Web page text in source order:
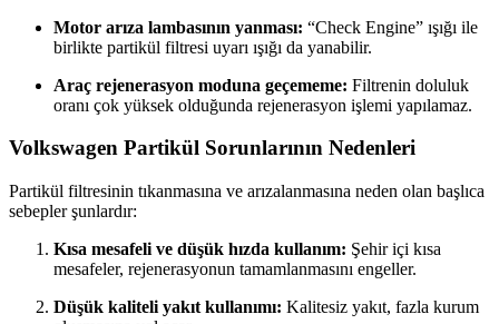
Motor arıza lambasının yanması: “Check Engine” ışığı ile
birlikte partikül filtresi uyarı ışığı da yanabilir.
Araç rejenerasyon moduna geçememe: Filtrenin doluluk
oranı çok yüksek olduğunda rejenerasyon işlemi yapılamaz.
Volkswagen Partikül Sorunlarının Nedenleri
Partikül filtresinin tıkanmasına ve arızalanmasına neden olan başlıca
sebepler şunlardır:
Kısa mesafeli ve düşük hızda kullanım: Şehir içi kısa
mesafeler, rejenerasyonun tamamlanmasını engeller.
Düşük kaliteli yakıt kullanımı: Kalitesiz yakıt, fazla kurum